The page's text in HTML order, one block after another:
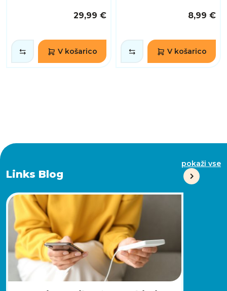
29,99 €
V košarico
8,99 €
V košarico
Links Blog
pokaži vse